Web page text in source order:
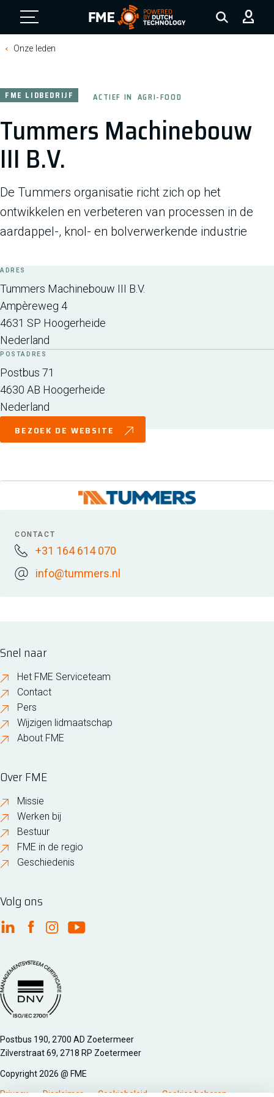
FME Logo, to the homepage
Onze leden
Tummers Machinebouw
III B.V.
FME LIDBEDRIJF ACTIEF IN AGRI-FOOD
De Tummers organisatie richt zich op het
ontwikkelen en verbeteren van processen in de
aardappel-, knol- en bolverwerkende industrie
ADRES
Tummers Machinebouw III B.V.
Ampèreweg 4
4631 SP Hoogerheide
Nederland
POSTADRES
Postbus 71
4630 AB Hoogerheide
Nederland
BEZOEK DE WEBSITE
CONTACT
+31 164 614 070
info@tummers.nl
Snel naar
Het FME Serviceteam
Contact
Pers
Wijzigen lidmaatschap
About FME
Over FME
Missie
Werken bij
Bestuur
FME in de regio
Geschiedenis
Volg ons
FME Linkedin
FME Facebook
FME Instagram
FME Youtube
Managementsyteem certificatie DNV iso/iec 27001
Postbus 190, 2700 AD Zoetermeer
Zilverstraat 69, 2718 RP Zoetermeer
Copyright 2026 @ FME
Privacy Disclaimer Cookiebeleid Cookies beheren